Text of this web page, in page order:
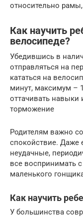
относительно
Как научить
велосипеде?
Убедившись в
отправляться на
кататься на
минут, максимум –
оттачивать навыки
торможение
Родителям важно
спокойствие. Даже
неудачные,
все воспринимать
маленького
Как научить
У большинства